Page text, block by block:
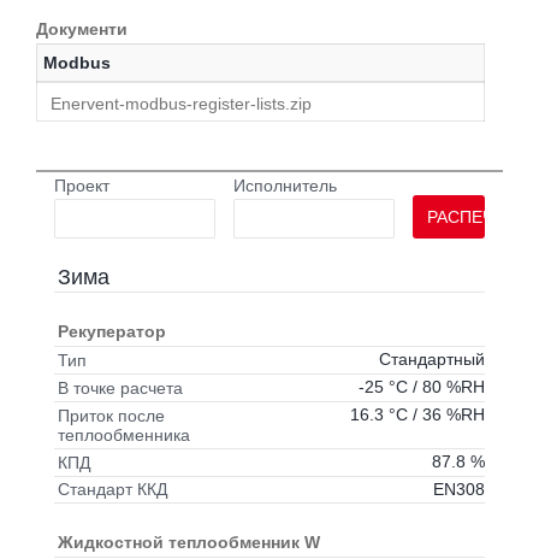
Документи
Modbus
Enervent-modbus-register-lists.zip
Проект
Исполнитель
Зима
Рекуператор
Тип
Стандартный
В точке расчета
-25 °C / 80 %RH
Приток после
теплообменника
16.3 °C / 36 %RH
КПД
87.8 %
Стандарт ККД
EN308
Жидкостной теплообменник W